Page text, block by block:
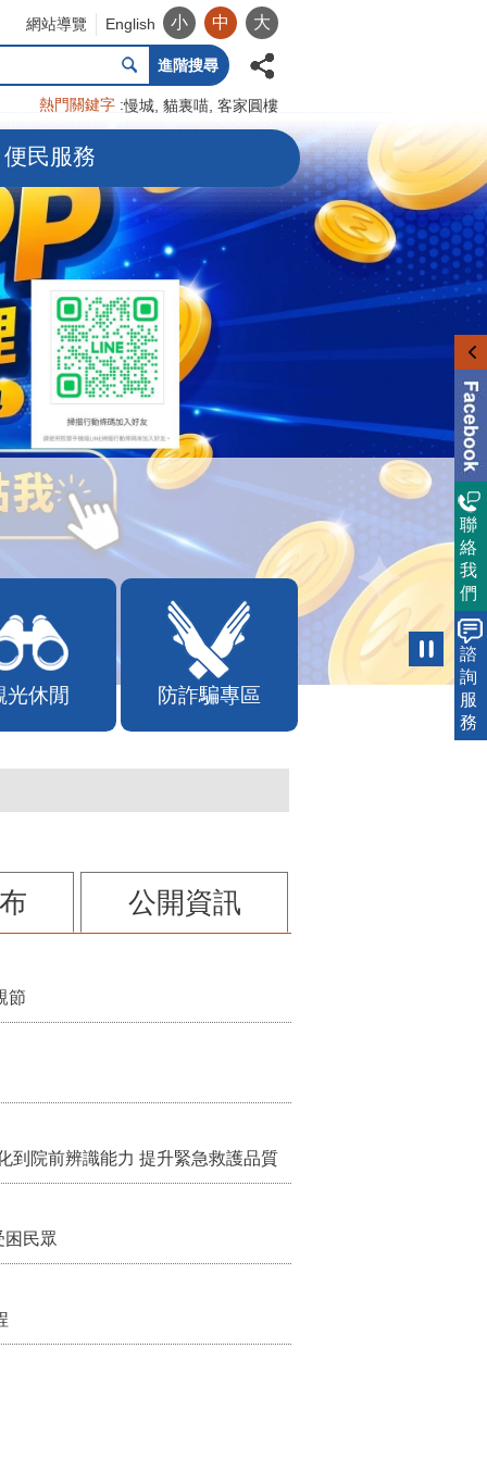
網站導覽 English 小 中 大
進階搜尋
熱門關鍵字 慢城 貓裏喵 客家圓樓
便民服務
光休閒 防詐騙專區
公開資訊
節
到院前辨識能力 提升緊急救護品質
民眾
聯
絡
我
們
諮
詢
服
務